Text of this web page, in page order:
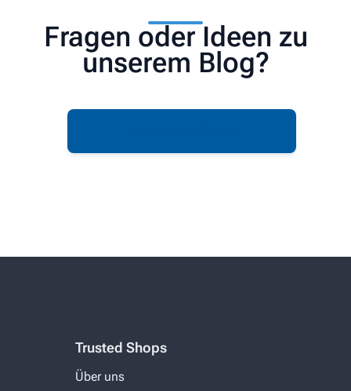
Fragen oder Ideen zu
unserem Blog?
Trusted Shops
Über uns